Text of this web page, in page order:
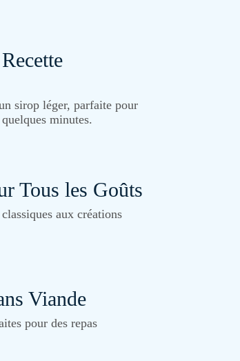
sirop léger, parfaite pour
minutes.
Tous les Goûts
aux créations
Viande
pour des repas